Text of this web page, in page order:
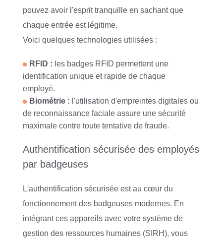
pouvez avoir l'esprit tranquille en sachant que
chaque entrée est légitime.
Voici quelques technologies utilisées :
RFID : les badges RFID permettent une
identification unique et rapide de chaque
employé.
Biométrie : l'utilisation d'empreintes digitales ou
de reconnaissance faciale assure une sécurité
maximale contre toute tentative de fraude.
Authentification sécurisée des employés
par badgeuses
L'authentification sécurisée est au cœur du
fonctionnement des badgeuses modernes. En
intégrant ces appareils avec votre système de
gestion des ressources humaines (SIRH), vous